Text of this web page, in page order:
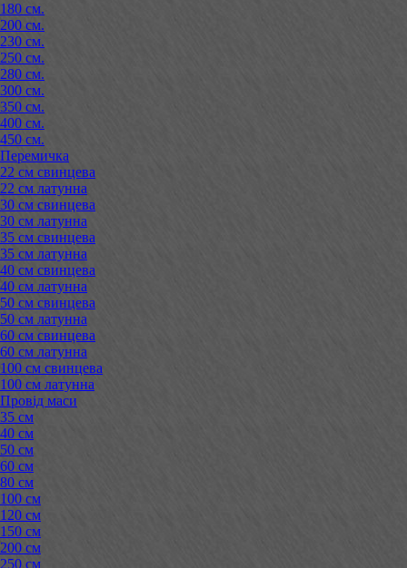
180 см.
200 см.
230 см.
250 см.
280 см.
300 см.
350 см.
400 см.
450 см.
Перемичка
22 см свинцева
22 см латунна
30 см свинцева
30 см латунна
35 см свинцева
35 см латунна
40 см свинцева
40 см латунна
50 см свинцева
50 см латунна
60 см свинцева
60 см латунна
100 см свинцева
100 см латунна
Провід маси
35 см
40 см
50 см
60 см
80 см
100 см
120 см
150 см
200 см
250 см